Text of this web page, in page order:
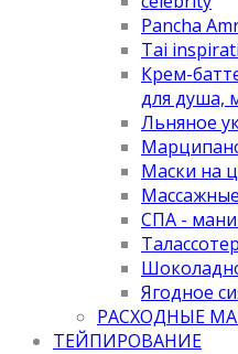
Pancha
Tai
Крем-
для душа,
Льняное
Маски на
СПА -
Ягодное
РАСХОДНЫЕ
ТЕЙПИРОВАНИЕ